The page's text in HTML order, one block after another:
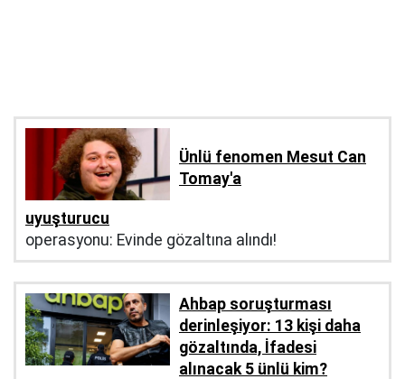
Ünlü fenomen Mesut Can
Tomay'a
uyuşturucu
operasyonu: Evinde gözaltına alındı!
Ahbap soruşturması
derinleşiyor: 13 kişi daha
gözaltında, İfadesi
alınacak 5 ünlü kim?